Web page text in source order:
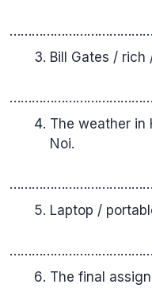
Bill Gates / rich
The weather in
Noi.
Laptop /
The final